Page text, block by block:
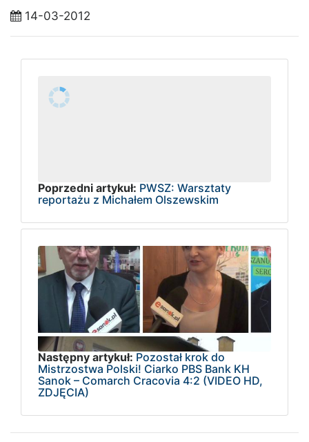
14-03-2012
Poprzedni artykuł: PWSZ: Warsztaty
reportażu z Michałem Olszewskim
Następny artykuł: Pozostał krok do
Mistrzostwa Polski! Ciarko PBS Bank KH
Sanok – Comarch Cracovia 4:2 (VIDEO HD,
ZDJĘCIA)